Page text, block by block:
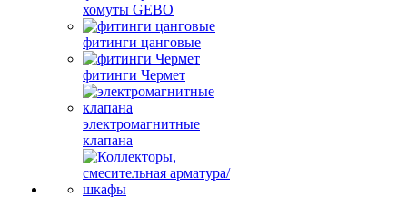
хомуты GEBO
фитинги цанговые
фитинги Чермет
электромагнитные
клапана